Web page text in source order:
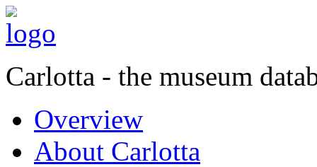
Carlotta - the museum
Overview
About Carlotta